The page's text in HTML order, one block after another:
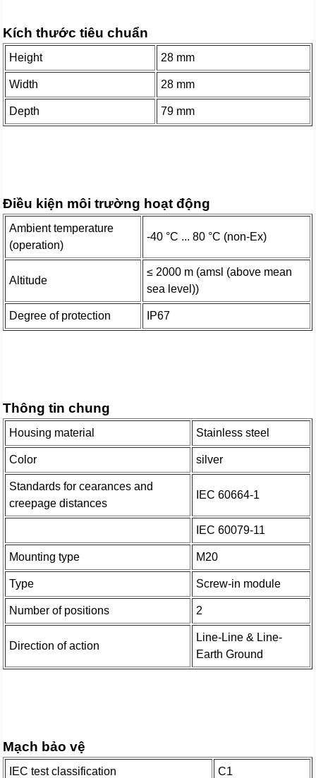
Kích thước tiêu chuẩn
Height 28 mm
Width 28 mm
Depth 79 mm
Điều kiện môi trường hoạt động
Ambient temperature
(operation)
-40 °C ... 80 °C (non-Ex)
Altitude
≤ 2000 m (amsl (above mean
sea level))
Degree of protection IP67
Thông tin chung
Housing material Stainless steel
Color silver
Standards for cearances and
creepage distances
IEC 60664-1
IEC 60079-11
Mounting type M20
Type Screw-in module
Number of positions 2
Direction of action
Line-Line & Line-
Earth Ground
Mạch bảo vệ
IEC test classification C1